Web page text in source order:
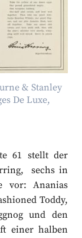
& Stanley
De Luxe,
61 stellt der
sechs in
vor: Ananias
Toddy,
und den
einer halben